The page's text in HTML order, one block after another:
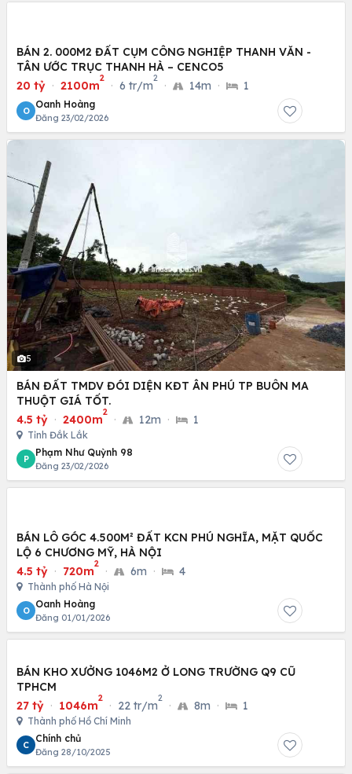
BÁN 2. 000M2 ĐẤT CỤM CÔNG NGHIỆP THANH VĂN -
TÂN ƯỚC TRỤC THANH HÀ – CENCO5
20 tỷ · 2100m
2
· 6 tr/m
2
· 14m · 1
O
Oanh Hoàng
Đăng 23/02/2026
5
BÁN ĐẤT TMDV ĐÓI DIỆN KĐT ÂN PHÚ TP BUÔN MA
THUỘT GIÁ TỐT.
4.5 tỷ · 2400m
2
· 12m · 1
Tỉnh Đắk Lắk
P
Phạm Như Quỳnh 98
Đăng 23/02/2026
BÁN LÔ GÓC 4.500M² ĐẤT KCN PHÚ NGHĨA, MẶT QUỐC
LỘ 6 CHƯƠNG MỸ, HÀ NỘI
4.5 tỷ · 720m
2
· 6m · 4
Thành phố Hà Nội
O
Oanh Hoàng
Đăng 01/01/2026
BÁN KHO XƯỞNG 1046M2 Ở LONG TRƯỜNG Q9 CŨ
TPHCM
27 tỷ · 1046m
2
· 22 tr/m
2
· 8m · 1
Thành phố Hồ Chí Minh
C
Chính chủ
Đăng 28/10/2025